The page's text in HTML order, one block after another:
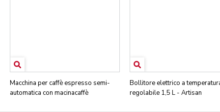
Macchina per caffè espresso semi-
automatica con macinacaffè
Bollitore elettrico a
regolabile 1,5 L - Artisan